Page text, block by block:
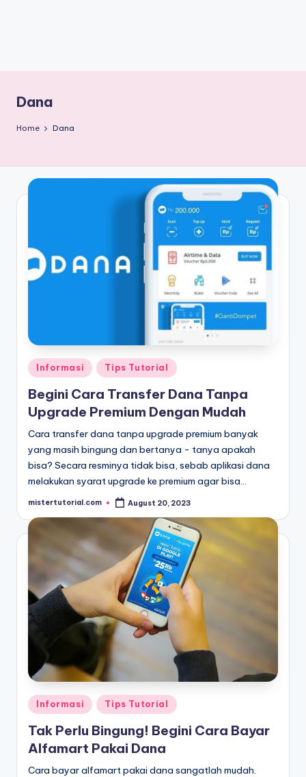
Dana
Home Dana
Posted
in
Informasi Tips Tutorial
Begini Cara Transfer Dana Tanpa
Upgrade Premium Dengan Mudah
Cara transfer dana tanpa upgrade premium banyak
yang masih bingung dan bertanya - tanya apakah
bisa? Secara resminya tidak bisa, sebab aplikasi dana
melakukan syarat upgrade ke premium agar bisa…
Posted
mistertutorial.com August 20, 2023
Posted
in
Informasi Tips Tutorial
Tak Perlu Bingung! Begini Cara Bayar
Alfamart Pakai Dana
Cara bayar alfamart pakai dana sangatlah mudah.